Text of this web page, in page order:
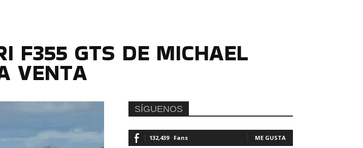
F355 GTS DE MICHAEL
VENTA
SÍGUENOS
132,439 Fans ME GUSTA